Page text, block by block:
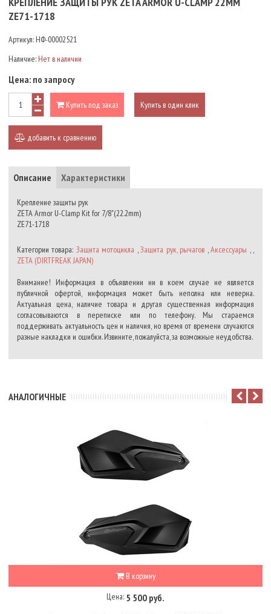
ZE71-1718
Артикул: НФ-00002521
Наличие: Нет в наличии
Цена: по запросу
Купить под заказ Купить в один клик
добавить к сравнению
Описание Характеристики
Крепление защиты рук
ZETA Armor U-Clamp Kit for 7/8"(22.2mm)
ZE71-1718
Категории товара: Защита мотоцикла ,Защита рук, рычагов ,Аксессуары , ,
ZETA (DIRTFREAK JAPAN)
Внимание! Информация в объявлении ни в коем случае не является
публичной офертой, информация может быть неполна или неверна.
Актуальная цена, наличие товара и другая существенная информация
согласовываются в переписке или по телефону. Мы стараемся
поддерживать актуальность цен и наличия, но время от времени случаются
разные накладки и ошибки. Извините, пожалуйста, за возможные неудобства.
АНАЛОГИЧНЫЕ
В корзину
Цена: 5 500 руб.